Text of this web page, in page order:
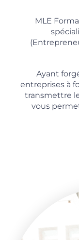
MLE
Ayant
entreprises à
transmettre
vous